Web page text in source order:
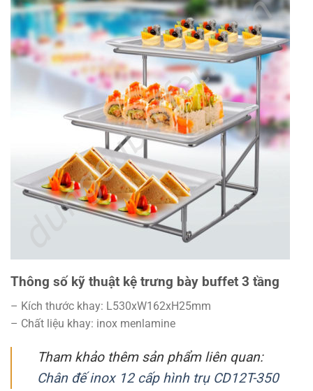
Thông số kỹ thuật kệ trưng bày buffet 3 tầng
– Kích thước khay: L530xW162xH25mm
– Chất liệu khay: inox menlamine
Tham khảo thêm sản phẩm liên quan:
Chân đế inox 12 cấp hình trụ CD12T-350